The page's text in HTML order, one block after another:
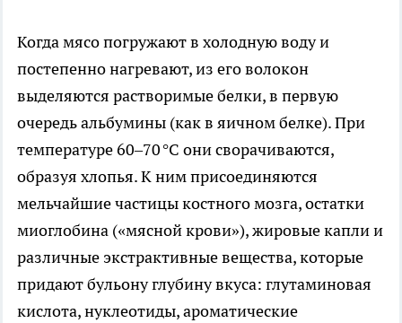
Когда мясо погружают в холодную воду и
постепенно нагревают, из его волокон
выделяются растворимые белки, в первую
очередь альбумины (как в яичном белке). При
температуре 60–70 °C они сворачиваются,
образуя хлопья. К ним присоединяются
мельчайшие частицы костного мозга, остатки
миоглобина («мясной крови»), жировые капли и
различные экстрактивные вещества, которые
придают бульону глубину вкуса: глутаминовая
кислота, нуклеотиды, ароматические